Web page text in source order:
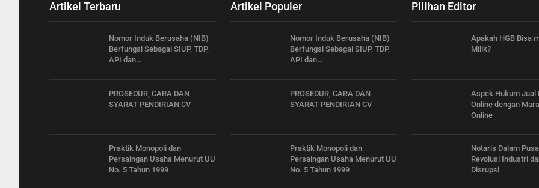
Artikel Terbaru
Nomor Induk Berusaha (NIB)
Berfungsi Sebagai SIUP, TDP,
API dan…
PROSEDUR, CARA DAN
SYARAT PENDIRIAN CV
Praktik Monopoli dan
Persaingan Usaha Menurut UU
No. 5 Tahun 1999
Artikel Populer
Nomor Induk Berusaha (NIB)
Berfungsi Sebagai SIUP, TDP,
API dan…
PROSEDUR, CARA DAN
SYARAT PENDIRIAN CV
Praktik Monopoli dan
Persaingan Usaha Menurut UU
No. 5 Tahun 1999
Pilihan Editor
Apakah HGB Bisa
Milik?
Aspek Hukum Jual
Online dengan
Online
Notaris Dalam
Revolusi Industri
Disrupsi